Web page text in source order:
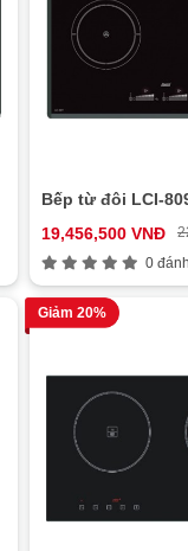
Bếp từ đôi LCI-
19,456,500 VNĐ
0
Giảm 20%